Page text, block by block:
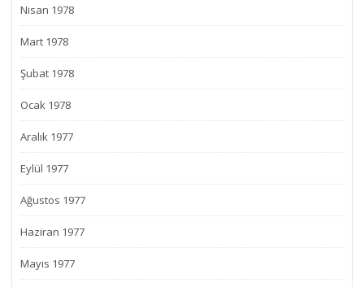
Nisan 1978
Mart 1978
Şubat 1978
Ocak 1978
Aralık 1977
Eylül 1977
Ağustos 1977
Haziran 1977
Mayıs 1977